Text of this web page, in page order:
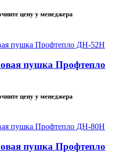
цену у менеджера
пушка Профтепло
цену у менеджера
пушка Профтепло